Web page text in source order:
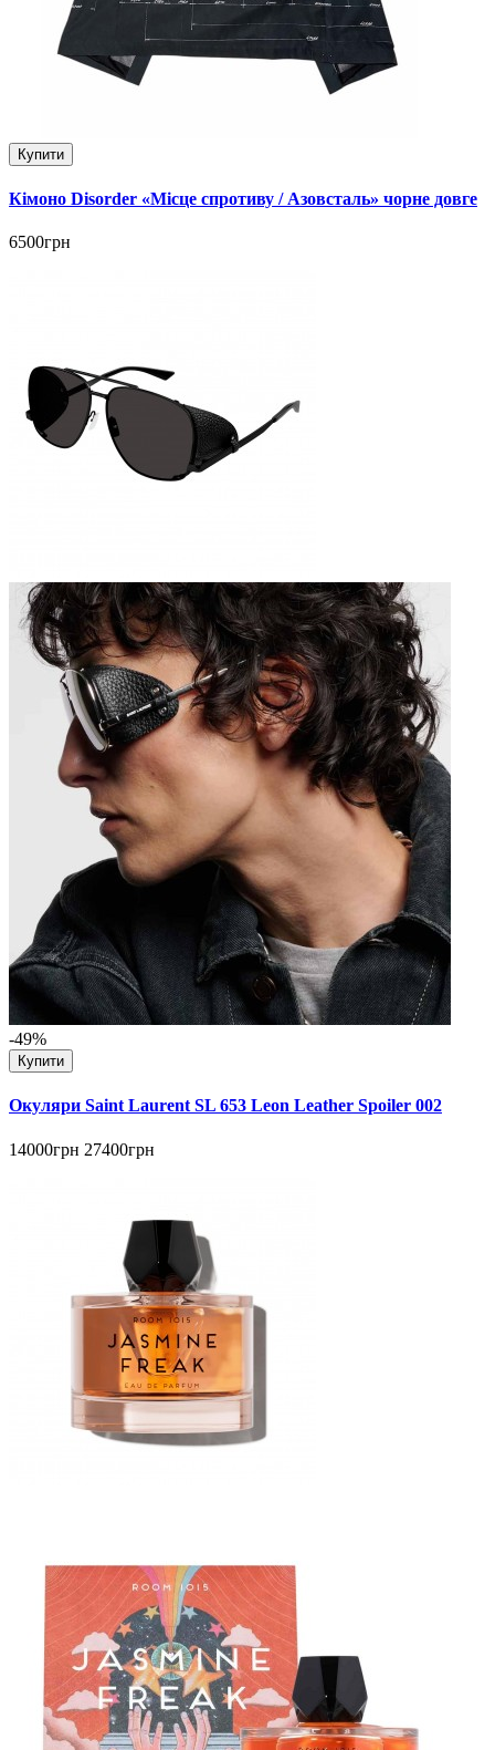
Купити
Кімоно Disorder «Місце спротиву / Азовсталь» чорне довге
6500грн
-49%
Купити
Окуляри Saint Laurent SL 653 Leon Leather Spoiler 002
14000грн 27400грн